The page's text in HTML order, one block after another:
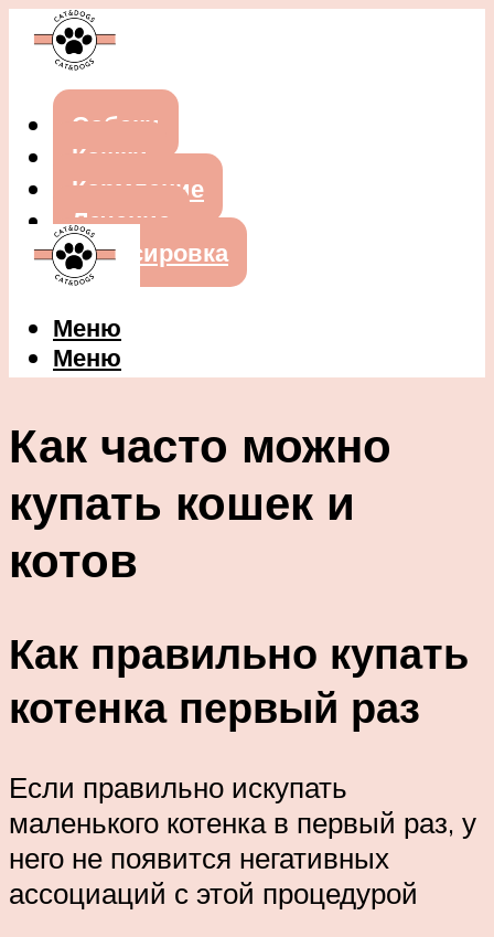
Собаки
Кошки
Кормление
Лечение
Дрессировка
Меню
Меню
Как часто можно
купать кошек и
котов
Как правильно купать
котенка первый раз
Если правильно искупать
маленького котенка в первый раз, у
него не появится негативных
ассоциаций с этой процедурой